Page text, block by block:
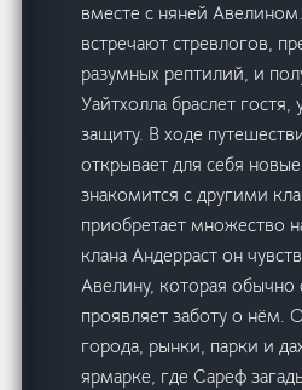
вместе с няней
встречают стревлогов,
разумных рептилий, и
Уайтхолла браслет
защиту. В ходе
открывает для себя
знакомится с другими
приобретает множество
клана Андерраст он
Авелину, которая обычно
проявляет заботу о нём.
города, рынки, парки и
ярмарке, где Сареф